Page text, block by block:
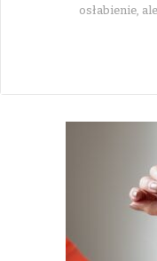
osłabienie,